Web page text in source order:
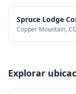
Spruce Lodge
Copper Mountain,
Explorar